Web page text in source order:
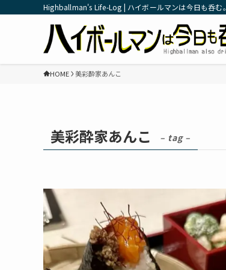
Highballman's Life-Log | ハイボールマンは今日も呑む。
HOME 美彩酔家あんこ
美彩酔家あんこ – tag –